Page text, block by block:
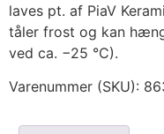
laves pt. af PiaV
tåler frost og kan
ved ca. −25 °C).
Varenummer (SKU):